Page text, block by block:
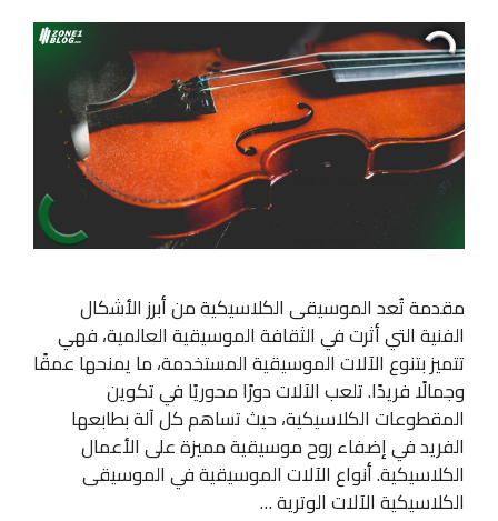
مقدمة تُعد الموسيقى الكلاسيكية من أبرز الأشكال
الفنية التي أثرت في الثقافة الموسيقية العالمية، فهي
تتميز بتنوع الآلات الموسيقية المستخدمة، ما يمنحها عمقًا
وجمالًا فريدًا. تلعب الآلات دورًا محوريًا في تكوين
المقطوعات الكلاسيكية، حيث تساهم كل آلة بطابعها
الفريد في إضفاء روح موسيقية مميزة على الأعمال
الكلاسيكية. أنواع الآلات الموسيقية في الموسيقى
الكلاسيكية الآلات الوترية …